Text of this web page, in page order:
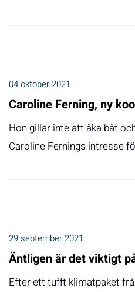
04 oktober 2021
Caroline Ferning, ny
Hon gillar inte att åka båt
Caroline Fernings intresse
29 september 2021
Äntligen är det viktigt
Efter ett tufft klimatpaket